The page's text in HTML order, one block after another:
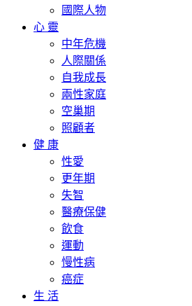
國際人物
心 靈
中年危機
人際關係
自我成長
兩性家庭
空巢期
照顧者
健 康
性愛
更年期
失智
醫療保健
飲食
運動
慢性病
癌症
生 活